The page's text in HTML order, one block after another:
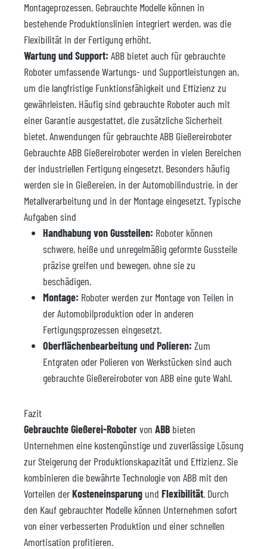
Montageprozessen. Gebrauchte Modelle können in
bestehende Produktionslinien integriert werden, was die
Flexibilität in der Fertigung erhöht.
Wartung und Support: ABB bietet auch für gebrauchte
Roboter umfassende Wartungs- und Supportleistungen an,
um die langfristige Funktionsfähigkeit und Effizienz zu
gewährleisten. Häufig sind gebrauchte Roboter auch mit
einer Garantie ausgestattet, die zusätzliche Sicherheit
bietet. Anwendungen für gebrauchte ABB Gießereiroboter
Gebrauchte ABB Gießereiroboter werden in vielen Bereichen
der industriellen Fertigung eingesetzt. Besonders häufig
werden sie in Gießereien, in der Automobilindustrie, in der
Metallverarbeitung und in der Montage eingesetzt. Typische
Aufgaben sind
Handhabung von Gussteilen: Roboter können
schwere, heiße und unregelmäßig geformte Gussteile
präzise greifen und bewegen, ohne sie zu
beschädigen.
Montage: Roboter werden zur Montage von Teilen in
der Automobilproduktion oder in anderen
Fertigungsprozessen eingesetzt.
Oberflächenbearbeitung und Polieren: Zum
Entgraten oder Polieren von Werkstücken sind auch
gebrauchte Gießereiroboter von ABB eine gute Wahl.
Fazit
Gebrauchte Gießerei-Robotervon ABB bieten
Unternehmen eine kostengünstige und zuverlässige Lösung
zur Steigerung der Produktionskapazität und Effizienz. Sie
kombinieren die bewährte Technologie von ABB mit den
Vorteilen derKosteneinsparung und Flexibilität. Durch
den Kauf gebrauchter Modelle können Unternehmen sofort
von einer verbesserten Produktion und einer schnellen
Amortisation profitieren.